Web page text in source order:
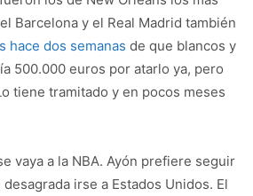
Barcelona y el Real Madrid también
hace dos semanas de que blancos y
500.000 euros por atarlo ya, pero
tiene tramitado y en pocos meses
vaya a la NBA. Ayón prefiere seguir
irse a Estados Unidos. El